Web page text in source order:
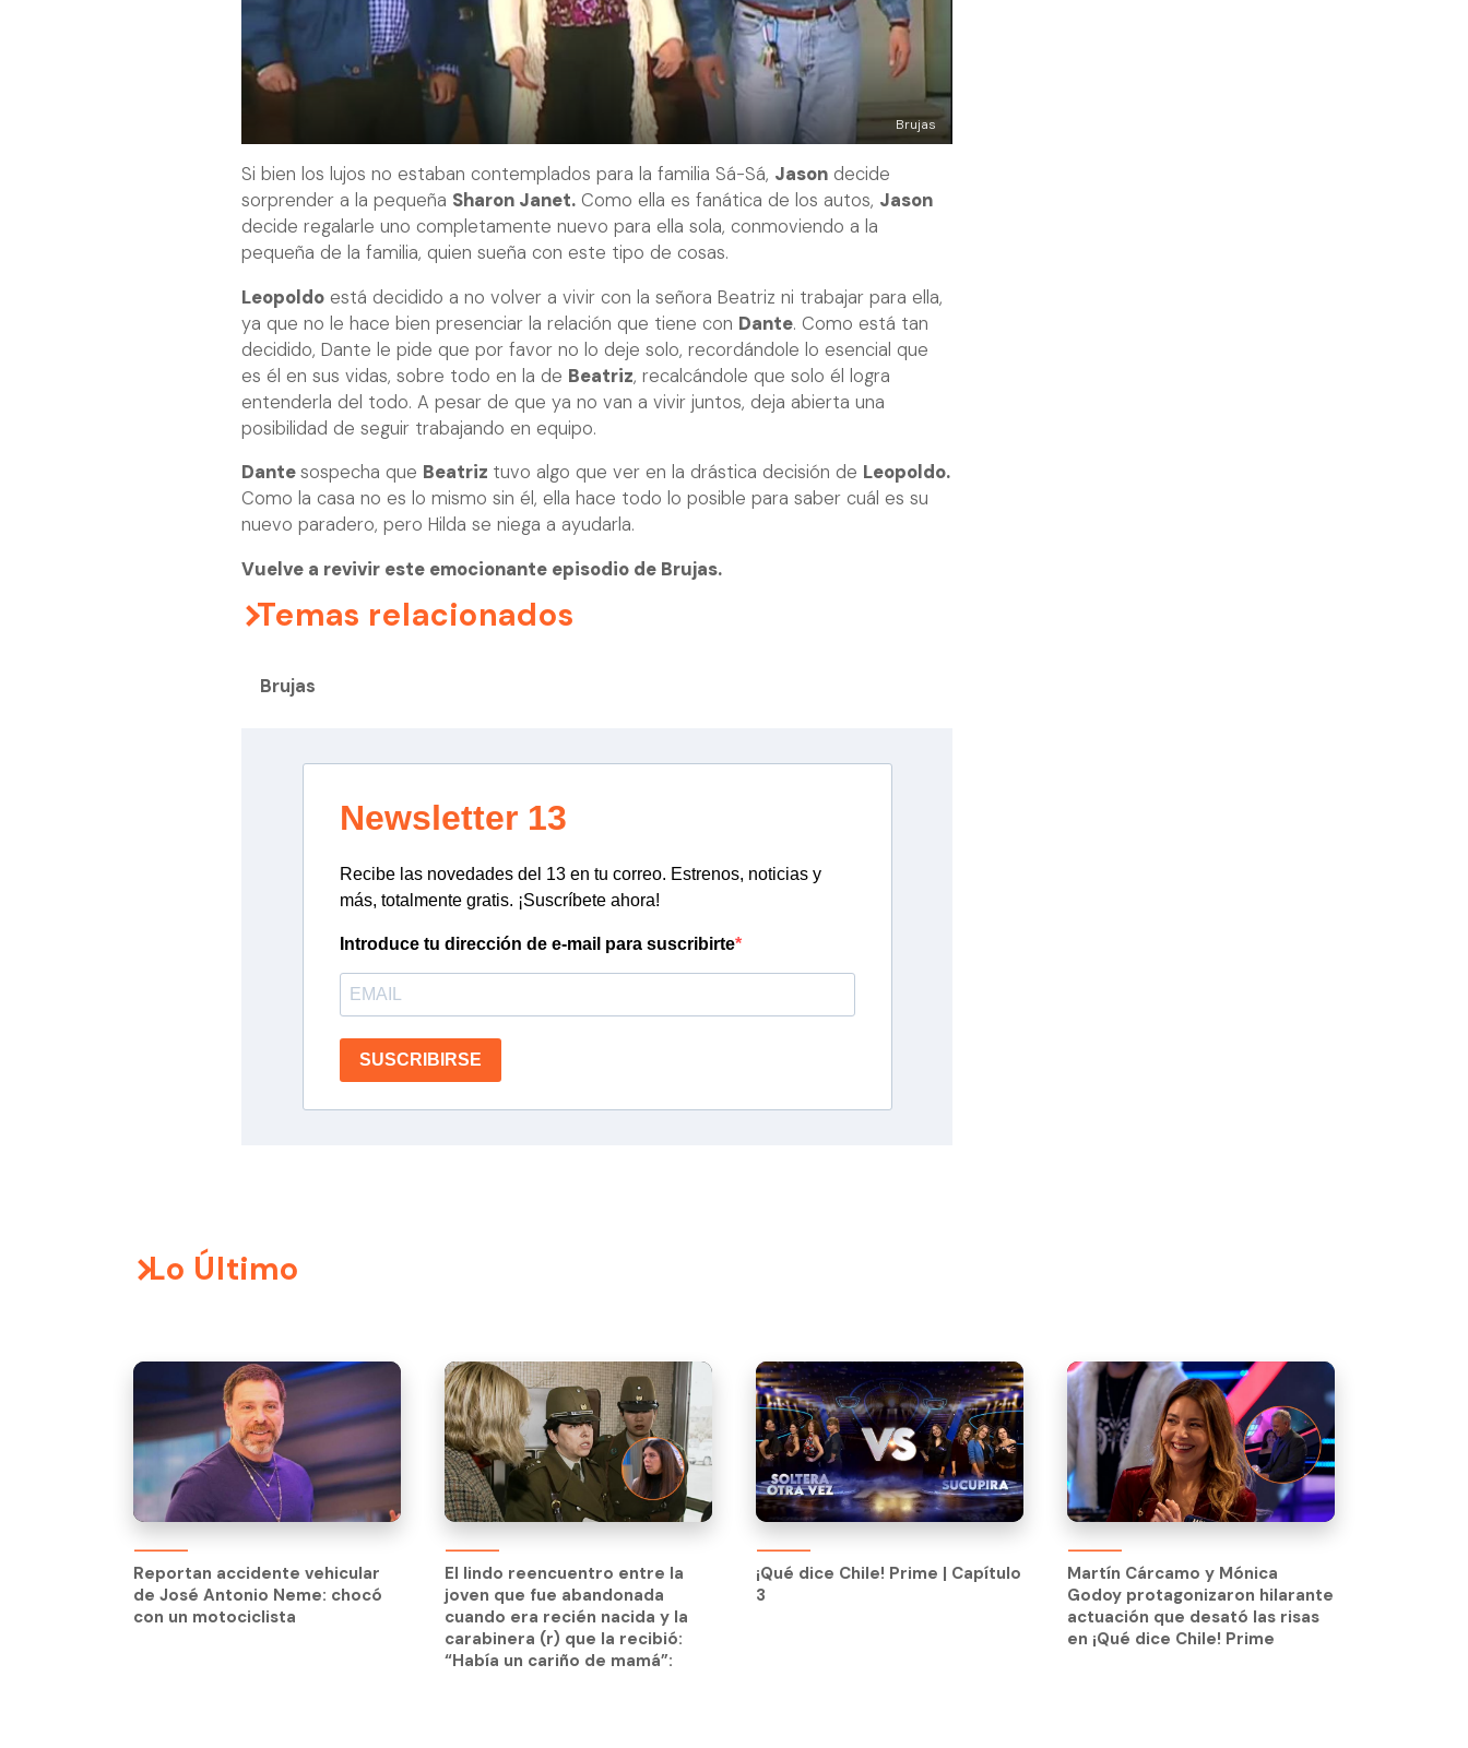
Brujas
Si bien los lujos no estaban contemplados para la familia Sá-Sá, Jason decide
sorprender a la pequeña Sharon Janet. Como ella es fanática de los autos, Jason
decide regalarle uno completamente nuevo para ella sola, conmoviendo a la
pequeña de la familia, quien sueña con este tipo de cosas.
Leopoldo está decidido a no volver a vivir con la señora Beatriz ni trabajar para ella,
ya que no le hace bien presenciar la relación que tiene con Dante. Como está tan
decidido, Dante le pide que por favor no lo deje solo, recordándole lo esencial que
es él en sus vidas, sobre todo en la de Beatriz, recalcándole que solo él logra
entenderla del todo. A pesar de que ya no van a vivir juntos, deja abierta una
posibilidad de seguir trabajando en equipo.
Dantesospecha que Beatriz tuvo algo que ver en la drástica decisión de Leopoldo.
Como la casa no es lo mismo sin él, ella hace todo lo posible para saber cuál es su
nuevo paradero, pero Hilda se niega a ayudarla.
Vuelve a revivir este emocionante episodio de Brujas.
Temas relacionados
Brujas
Newsletter 13
Recibe las novedades del 13 en tu correo. Estrenos, noticias y
más, totalmente gratis. ¡Suscríbete ahora!
Introduce tu dirección de e-mail para suscribirte
SUSCRIBIRSE
Lo Último
Reportan accidente vehicular
de José Antonio Neme: chocó
con un motociclista
joven que fue abandonada
cuando era recién nacida y la
carabinera (r) que la recibió:
“Había un cariño de mamá”:
El lindo reencuentro entre la
joven que fue abandonada
cuando era recién nacida y la
carabinera (r) que la recibió:
“Había un cariño de mamá”:
3
¡Qué dice Chile! Prime | Capítulo
3
Godoy protagonizaron hilarante
actuación que desató las risas
en ¡Qué dice Chile! Prime
Martín Cárcamo y Mónica
Godoy protagonizaron hilarante
actuación que desató las risas
en ¡Qué dice Chile! Prime